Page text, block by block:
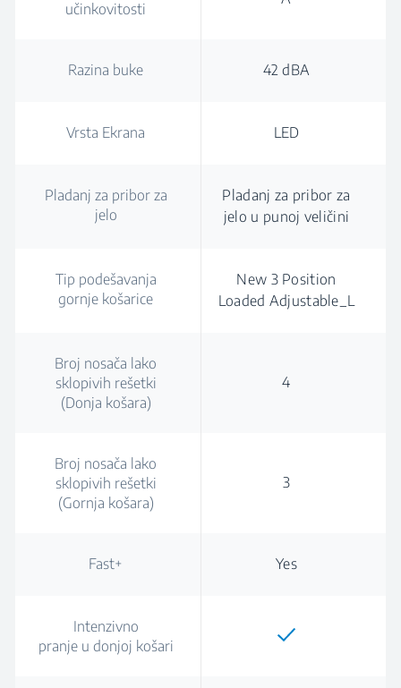
učinkovitosti
Razina buke 42 dBA
Vrsta Ekrana LED
Pladanj za pribor za
jelo
Pladanj za pribor za
jelo u punoj veličini
Tip podešavanja
gornje košarice
New 3 Position
Loaded Adjustable_L
Broj nosača lako
sklopivih rešetki
(Donja košara)
4
Broj nosača lako
sklopivih rešetki
(Gornja košara)
3
Fast+ Yes
Intenzivno
pranje u donjoj košari